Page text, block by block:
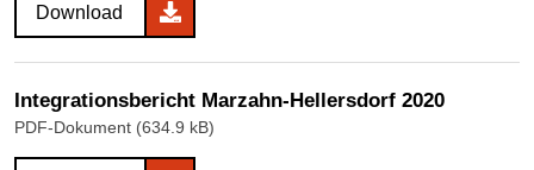
Download
Integrationsbericht Marzahn-Hellersdorf 2020
PDF-Dokument (634.9 kB)